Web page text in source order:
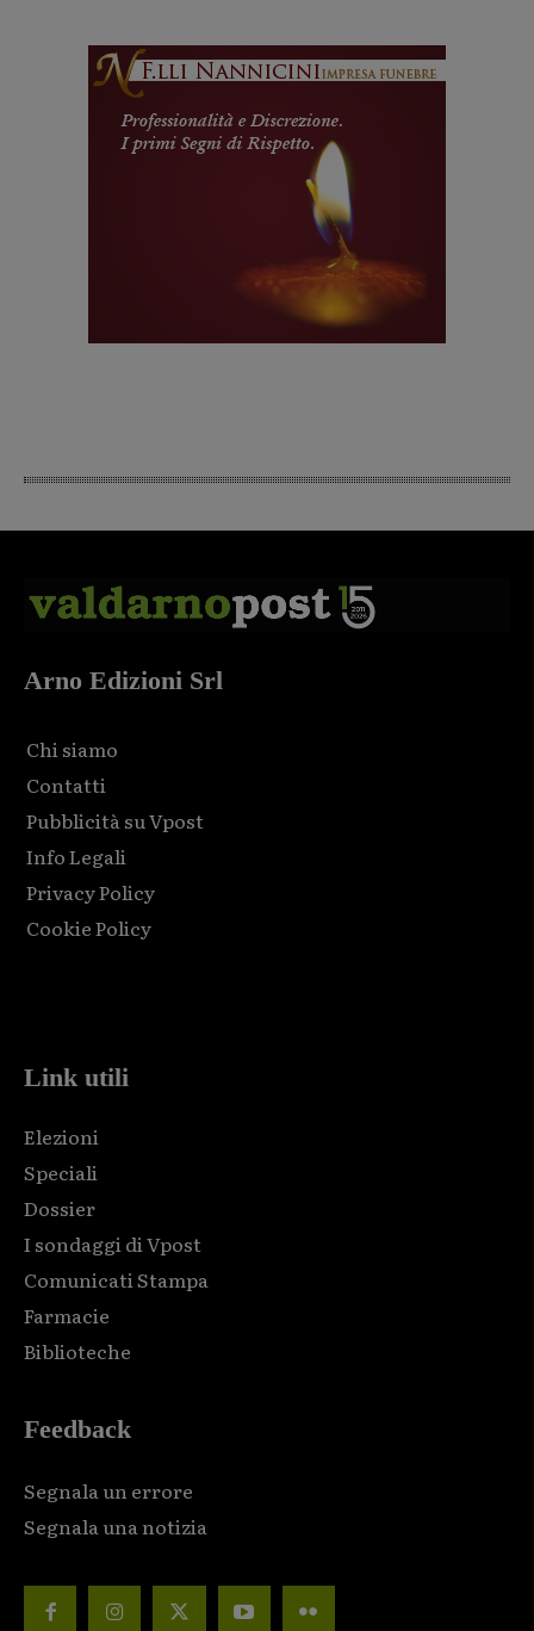
Arno Edizioni Srl
Chi siamo
Contatti
Pubblicità su Vpost
Info Legali
Privacy Policy
Cookie Policy
Link utili
Elezioni
Speciali
Dossier
I sondaggi di Vpost
Comunicati Stampa
Farmacie
Biblioteche
Feedback
Segnala un errore
Segnala una notizia